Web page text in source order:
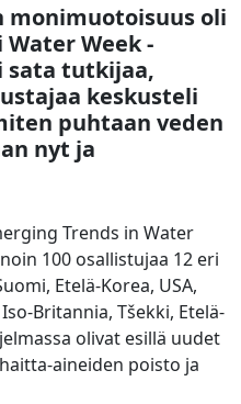
monimuotoisuus oli
Week -
sata tutkijaa,
keskusteli
puhtaan veden
nyt ja
Trends in Water
100 osallistujaa 12 eri
Etelä-Korea, USA,
Britannia, Tšekki, Etelä-
olivat esillä uudet
aineiden poisto ja